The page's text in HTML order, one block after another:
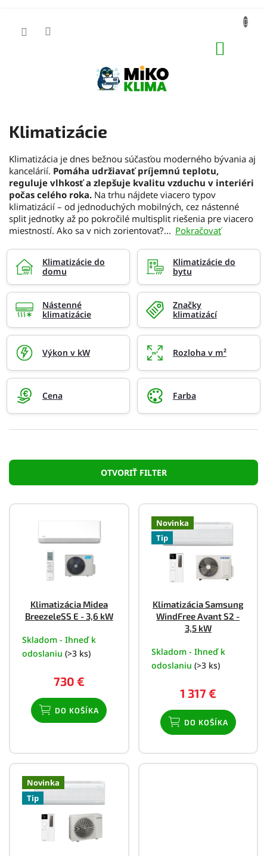
Klimatizácie
Klimatizácia je dnes bežnou súčasťou moderného bývania aj
kancelárií. Pomáha udržiavať príjemnú teplotu,
reguluje vlhkosť a zlepšuje kvalitu vzduchu v interiéri
počas celého roka. Na trhu nájdete viacero typov
klimatizácií – od jednoduchých mobilných, cez nástenné
split jednotky až po pokročilé multisplit riešenia pre viacero
miestností. Ako sa v nich zorientovať?... Pokračovať
Výkon podľa veľkosti miestnosti:
Hlučnosť:
Funkcie navyše:
Zlepšenie kvality vzduchu
Klimatizácie do
domu
Klimatizácie do
bytu
Nástenné
klimatizácie
Značky
klimatizácí
Výkon v kW Rozloha v m²
Cena Farba
OTVORIŤ FILTER
V
Klimatizácia Midea
BreezeleSS E - 3,6 kW
Skladom - Ihneď k
odoslaniu (>3 ks)
730 €
DO KOŠÍKA
Novinka
Tip
Klimatizácia Samsung
WindFree Avant S2 -
3,5 kW
Skladom - Ihneď k
odoslaniu (>3 ks)
1 317 €
DO KOŠÍKA
Novinka
Tip